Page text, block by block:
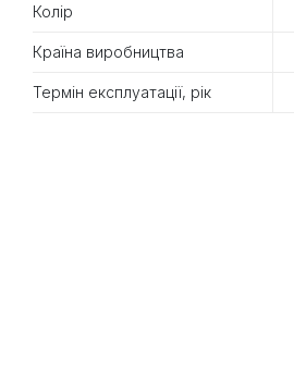
Колір
Країна виробництва
Термін експлуатації, рік